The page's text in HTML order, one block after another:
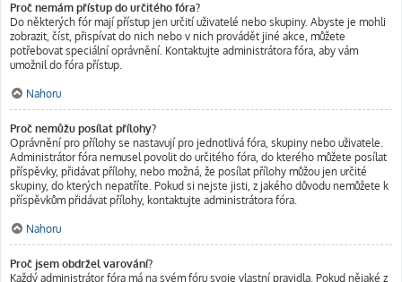
Proč nemám přístup do určitého fóra?
Do některých fór mají přístup jen určití uživatelé nebo skupiny. Abyste je mohli
zobrazit, číst, přispívat do nich nebo v nich provádět jiné akce, můžete
potřebovat speciální oprávnění. Kontaktujte administrátora fóra, aby vám
umožnil do fóra přístup.
Nahoru
Proč nemůžu posílat přílohy?
Oprávnění pro přílohy se nastavují pro jednotlivá fóra, skupiny nebo uživatele.
Administrátor fóra nemusel povolit do určitého fóra, do kterého můžete posílat
příspěvky, přidávat přílohy, nebo možná, že posílat přílohy můžou jen určité
skupiny, do kterých nepatříte. Pokud si nejste jisti, z jakého důvodu nemůžete k
příspěvkům přidávat přílohy, kontaktujte administrátora fóra.
Nahoru
Proč jsem obdržel varování?
Každý administrátor fóra má na svém fóru svoje vlastní pravidla. Pokud nějaké z